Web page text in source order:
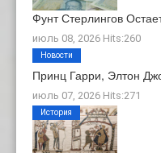
Фунт Стерлингов
июль 08, 2026 Hits:260
Принц Гарри, Элтон
июль 07, 2026 Hits:271
Новости
История